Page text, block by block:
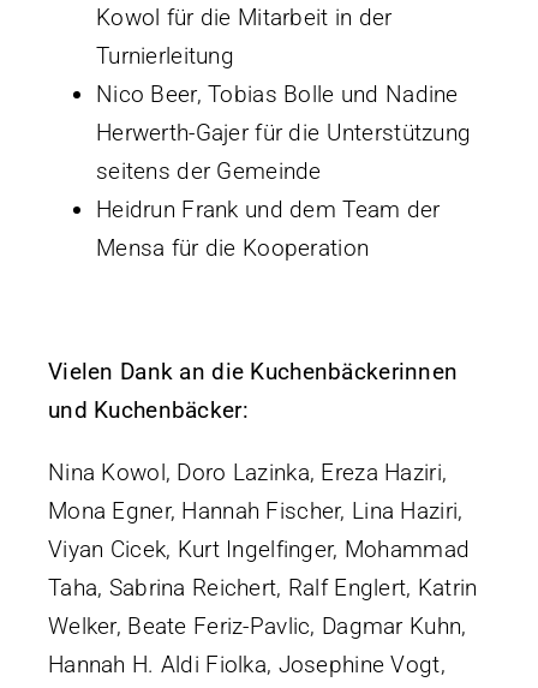
Kowol für die Mitarbeit in der
Turnierleitung
Nico Beer, Tobias Bolle und Nadine
Herwerth-Gajer für die Unterstützung
seitens der Gemeinde
Heidrun Frank und dem Team der
Mensa für die Kooperation
Vielen Dank an die Kuchenbäckerinnen
und Kuchenbäcker:
Nina Kowol, Doro Lazinka, Ereza Haziri,
Mona Egner, Hannah Fischer, Lina Haziri,
Viyan Cicek, Kurt Ingelfinger, Mohammad
Taha, Sabrina Reichert, Ralf Englert, Katrin
Welker, Beate Feriz-Pavlic, Dagmar Kuhn,
Hannah H. Aldi Fiolka, Josephine Vogt,